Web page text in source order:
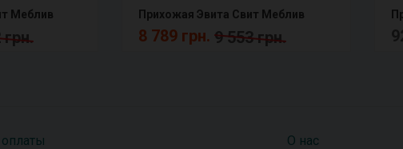
Меблив
грн.
Прихожая Эвита Свит Меблив
8 789 грн. 9 553 грн.
О нас